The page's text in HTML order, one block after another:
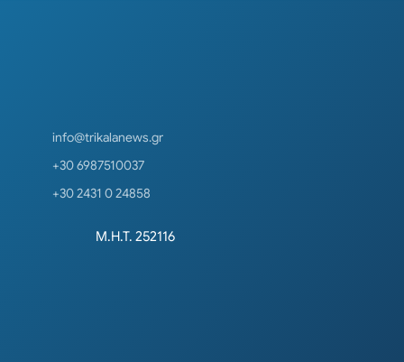
info@trikalanews.gr
+30 6987510037
+30 2431 0 24858
Μ.Η.Τ. 252116